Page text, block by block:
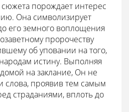
порождает интерес
Она символизирует
его земного воплощения
пророчеству
об уповании на того,
истину. Выполняя
на заклание, Он не
слова, проявив тем самым
страданиями, вплоть до